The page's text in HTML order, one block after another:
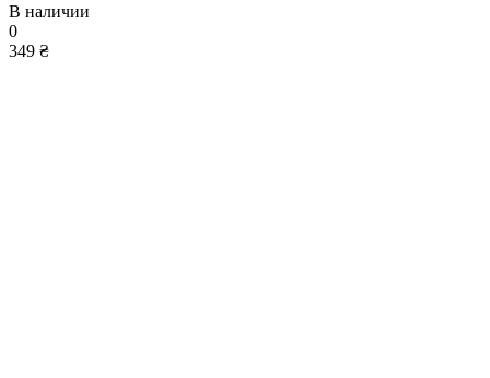
В наличии
0
349 ₴